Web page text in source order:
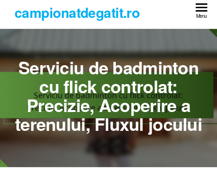
the
campionatdegatit.ro Menu
Serviciu de badminton
cu flick controlat:
Precizie, Acoperire a
terenului, Fluxul jocului